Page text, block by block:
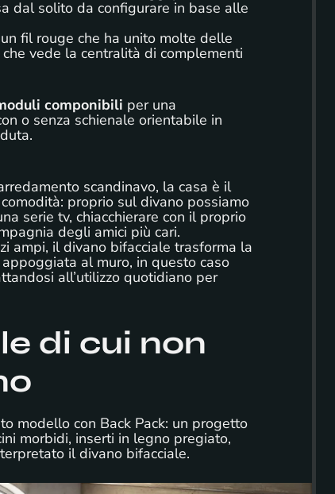
dal solito da configurare in base alle
fil rouge che ha unito molte delle
vede la centralità di complementi
componibili per una
o senza schienale orientabile in
scandinavo, la casa è il
proprio sul divano possiamo
serie tv, chiacchierare con il proprio
degli amici più cari.
ampi, il divano bifacciale trasforma la
al muro, in questo caso
all’utilizzo quotidiano per
di cui non
modello con Back Pack: un progetto
morbidi, inserti in legno pregiato,
il divano bifacciale.